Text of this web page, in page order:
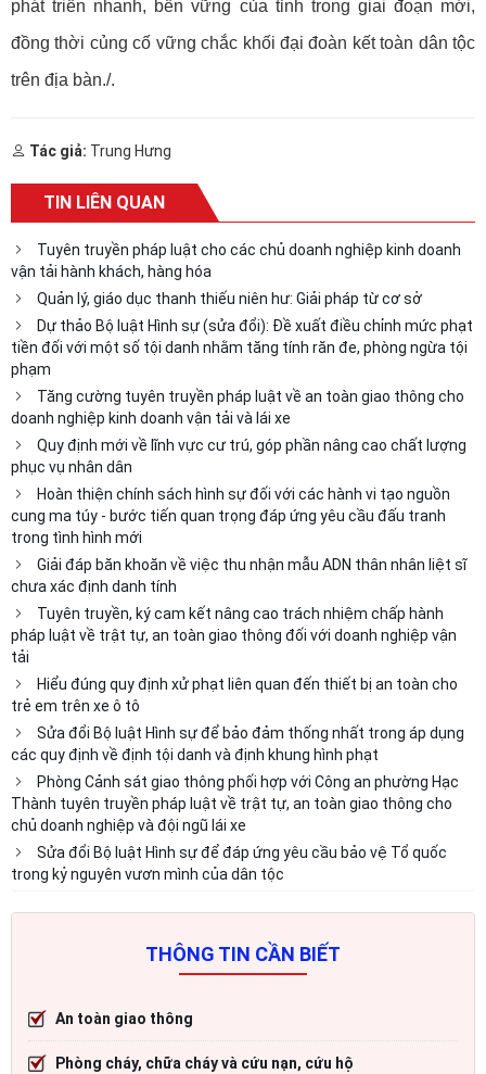
phát triển nhanh, bền vững của tỉnh trong giai đoạn mới,
đồng thời củng cố vững chắc khối đại đoàn kết toàn dân tộc
trên địa bàn./.
Tác giả: Trung Hưng
TIN LIÊN QUAN
Tuyên truyền pháp luật cho các chủ doanh nghiệp kinh doanh
vận tải hành khách, hàng hóa
Quản lý, giáo dục thanh thiếu niên hư: Giải pháp từ cơ sở
Dự thảo Bộ luật Hình sự (sửa đổi): Đề xuất điều chỉnh mức phạt
tiền đối với một số tội danh nhằm tăng tính răn đe, phòng ngừa tội
phạm
Tăng cường tuyên truyền pháp luật về an toàn giao thông cho
doanh nghiệp kinh doanh vận tải và lái xe
Quy định mới về lĩnh vực cư trú, góp phần nâng cao chất lượng
phục vụ nhân dân
Hoàn thiện chính sách hình sự đối với các hành vi tạo nguồn
cung ma túy - bước tiến quan trọng đáp ứng yêu cầu đấu tranh
trong tình hình mới
Giải đáp băn khoăn về việc thu nhận mẫu ADN thân nhân liệt sĩ
chưa xác định danh tính
Tuyên truyền, ký cam kết nâng cao trách nhiệm chấp hành
pháp luật về trật tự, an toàn giao thông đối với doanh nghiệp vận
tải
Hiểu đúng quy định xử phạt liên quan đến thiết bị an toàn cho
trẻ em trên xe ô tô
Sửa đổi Bộ luật Hình sự để bảo đảm thống nhất trong áp dụng
các quy định về định tội danh và định khung hình phạt
Phòng Cảnh sát giao thông phối hợp với Công an phường Hạc
Thành tuyên truyền pháp luật về trật tự, an toàn giao thông cho
chủ doanh nghiệp và đội ngũ lái xe
Sửa đổi Bộ luật Hình sự để đáp ứng yêu cầu bảo vệ Tổ quốc
trong kỷ nguyên vươn mình của dân tộc
THÔNG TIN CẦN BIẾT
An toàn giao thông
Phòng cháy, chữa cháy và cứu nạn, cứu hộ